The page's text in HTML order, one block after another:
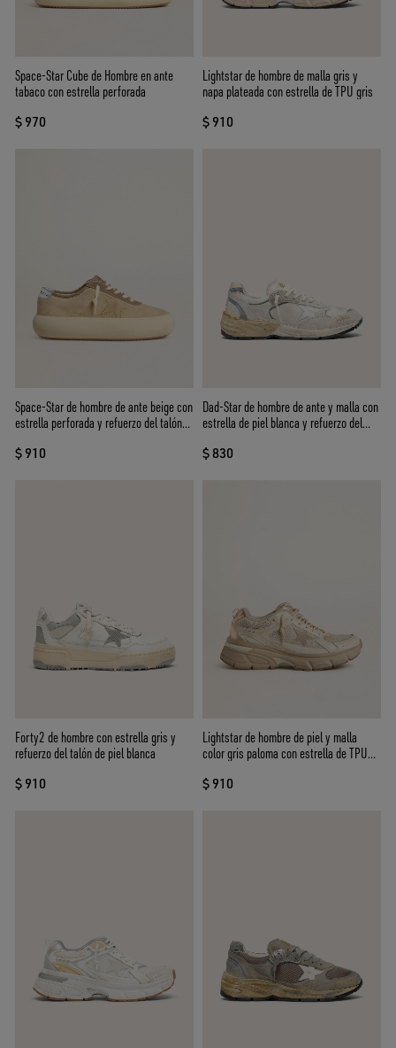
Space-Star Cube de Hombre en ante
tabaco con estrella perforada
$ 970
Lightstar de hombre de malla gris y
napa plateada con estrella de TPU gris
$ 910
Space-Star de hombre de ante beige con
estrella perforada y refuerzo del talón
$ 910
Dad-Star de hombre de ante y malla con
estrella de piel blanca y refuerzo del
$ 830
Forty2 de hombre con estrella gris y
refuerzo del talón de piel blanca
$ 910
Lightstar de hombre de piel y malla
color gris paloma con estrella de TPU
$ 910